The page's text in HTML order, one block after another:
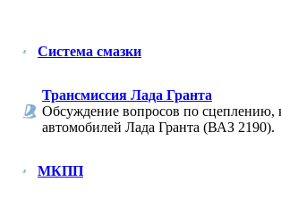
Система смазки
Трансмиссия Лада Гранта
Обсуждение вопросов по сцеплению,
автомобилей Лада Гранта (ВАЗ 2190).
МКПП